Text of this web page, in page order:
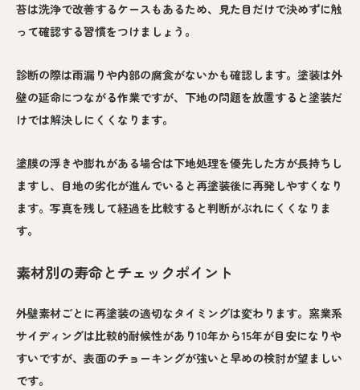
苔は洗浄で改善するケースもあるため、見た目だけで決めずに触
って確認する習慣をつけましょう。
診断の際は雨漏りや内部の腐食がないかも確認します。塗装は外
壁の延命につながる作業ですが、下地の問題を放置すると塗装だ
けでは解決しにくくなります。
塗膜の浮きや膨れがある場合は下地処理を優先した方が長持ちし
ますし、目地の劣化が進んでいると再塗装後に再発しやすくなり
ます。写真を残して経過を比較すると判断がぶれにくくなりま
す。
素材別の寿命とチェックポイント
外壁素材ごとに再塗装の適切なタイミングは変わります。窯業系
サイディングは比較的耐候性があり10年から15年が目安になりや
すいですが、表面のチョーキングが強いと早めの検討が望ましい
です。